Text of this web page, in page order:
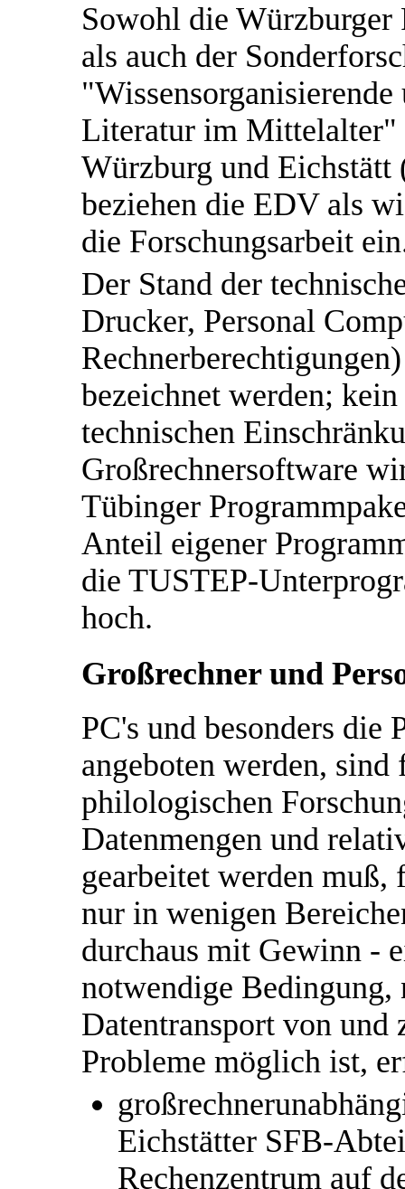
Sowohl die Würzburger
als auch der
Literatur im Mittelalter"
Würzburg und Eichstätt
beziehen die EDV als
die Forschungsarbeit
Der Stand der
Drucker, Personal
bezeichnet werden;
technischen
Großrechnersoftware
Tübinger
Anteil eigener
die TUSTEP-
hoch.
Großrechner und
PC's und besonders die
angeboten werden,
philologischen
Datenmengen und
gearbeitet werden muß,
nur in wenigen
durchaus mit Gewinn -
notwendige Bedingung,
Datentransport von und
Probleme möglich ist,
Eichstätter SFB-
Rechenzentrum auf